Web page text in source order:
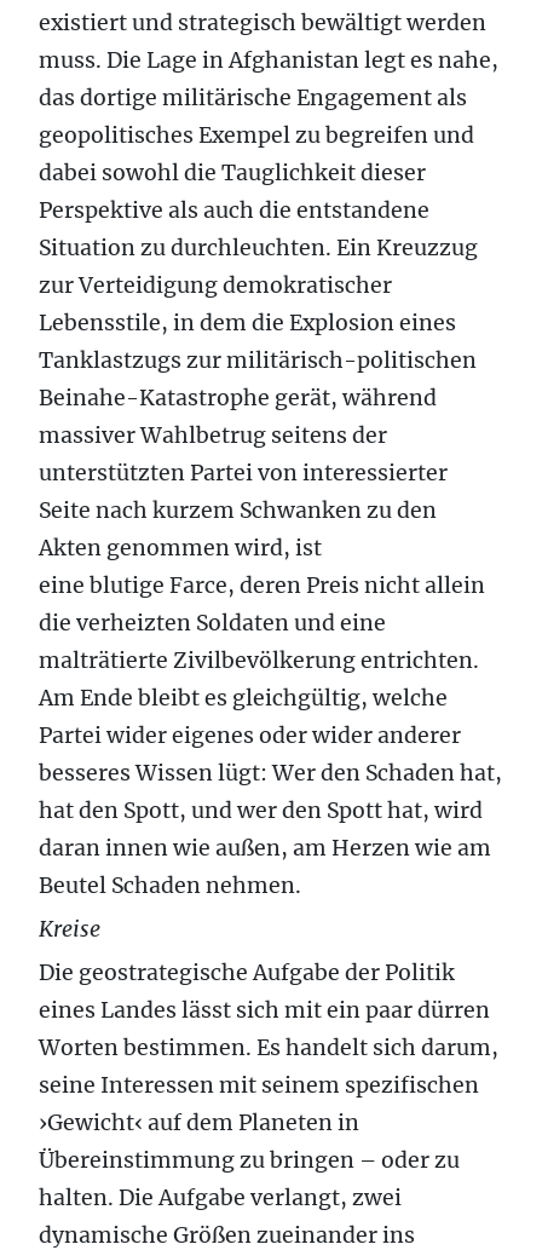
existiert und strategisch bewältigt werden
muss. Die Lage in Afghanistan legt es nahe,
das dortige militärische Engagement als
geopolitisches Exempel zu begreifen und
dabei sowohl die Tauglichkeit dieser
Perspektive als auch die entstandene
Situation zu durchleuchten. Ein Kreuzzug
zur Verteidigung demokratischer
Lebensstile, in dem die Explosion eines
Tanklastzugs zur militärisch-politischen
Beinahe-Katastrophe gerät, während
massiver Wahlbetrug seitens der
unterstützten Partei von interessierter
Seite nach kurzem Schwanken zu den
Akten genommen wird, ist
eine blutige Farce, deren Preis nicht allein
die verheizten Soldaten und eine
malträtierte Zivilbevölkerung entrichten.
Am Ende bleibt es gleichgültig, welche
Partei wider eigenes oder wider anderer
besseres Wissen lügt: Wer den Schaden hat,
hat den Spott, und wer den Spott hat, wird
daran innen wie außen, am Herzen wie am
Beutel Schaden nehmen.
Kreise
Die geostrategische Aufgabe der Politik
eines Landes lässt sich mit ein paar dürren
Worten bestimmen. Es handelt sich darum,
seine Interessen mit seinem spezifischen
›Gewicht‹ auf dem Planeten in
Übereinstimmung zu bringen – oder zu
halten. Die Aufgabe verlangt, zwei
dynamische Größen zueinander ins